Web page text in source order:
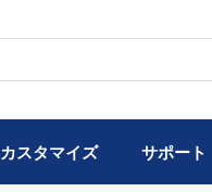
カスタマイズ サポート